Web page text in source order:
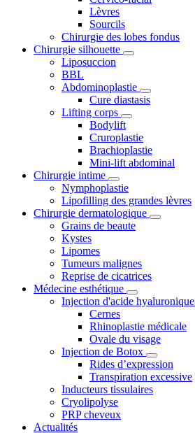
Lèvres
Sourcils
Chirurgie des lobes fondus
Chirurgie silhouette
Liposuccion
BBL
Abdominoplastie
Cure diastasis
Lifting corps
Bodylift
Cruroplastie
Brachioplastie
Mini-lift abdominal
Chirurgie intime
Nymphoplastie
Lipofilling des grandes lèvres
Chirurgie dermatologique
Grains de beaute
Kystes
Lipomes
Tumeurs malignes
Reprise de cicatrices
Médecine esthétique
Injection d'acide hyaluronique
Cernes
Rhinoplastie médicale
Ovale du visage
Injection de Botox
Rides d’expression
Transpiration excessive
Inducteurs tissulaires
Cryolipolyse
PRP cheveux
Actualités